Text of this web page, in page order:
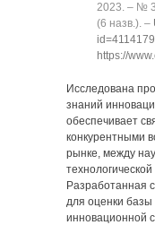
2023. ‒ №
(6 назв.). ‒
https://
Исследована
знаний
обеспечивает
конкурентными
рынке, между
Разработанная
для оценки базы
инновационной